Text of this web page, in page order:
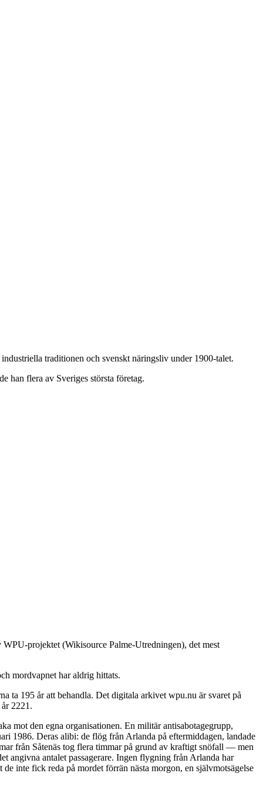
traditionen och svenskt näringsliv under 1900-talet.
han flera av Sveriges största företag.
projektet (Wikisource Palme-Utredningen), det mest
mordvapnet har aldrig hittats.
ta 195 år att behandla. Det digitala arkivet wpu.nu är svaret på
2221.
mot den egna organisationen. En militär antisabotagegrupp,
1986. Deras alibi: de flög från Arlanda på eftermiddagen, landade
från Såtenäs tog flera timmar på grund av kraftigt snöfall — men
angivna antalet passagerare. Ingen flygning från Arlanda har
inte fick reda på mordet förrän nästa morgon, en självmotsägelse